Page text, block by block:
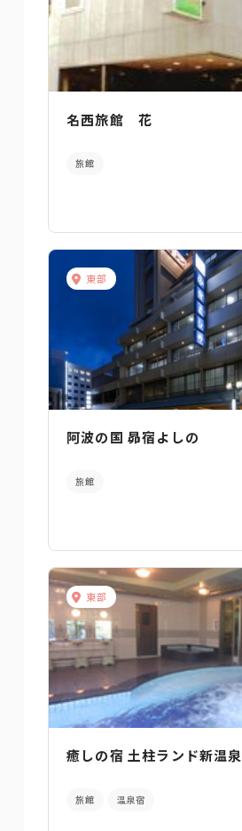
名西旅館 花
旅館
東部
阿波の国 昴宿よしの
旅館
東部
癒しの宿 土柱ランド新温泉
旅館 温泉宿